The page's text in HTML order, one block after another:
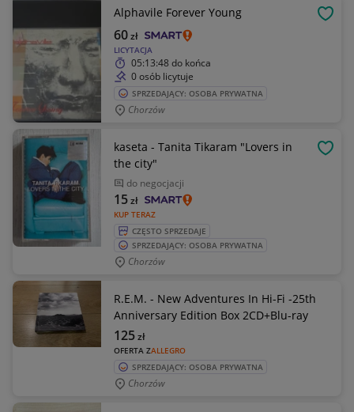
Alphavile Forever Young
LICYTACJA
60zł
05:13:48 do końca
0 osób licytuje
SPRZEDAJĄCY: OSOBA PRYWATNA
Chorzów
kaseta - Tanita Tikaram "Lovers in
the city"
do negocjacji
KUP TERAZ
15zł
CZĘSTO SPRZEDAJE
SPRZEDAJĄCY: OSOBA PRYWATNA
Chorzów
R.E.M. - New Adventures In Hi-Fi -25th
Anniversary Edition Box 2CD+Blu-ray
OFERTA ZALLEGRO
125zł
SPRZEDAJĄCY: OSOBA PRYWATNA
Chorzów